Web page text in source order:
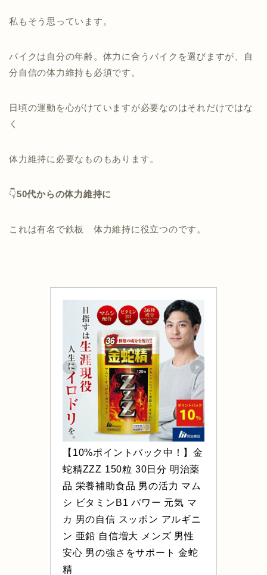
私もそう思っています。
バイクは自分の年齢。体力に合うバイクを選びますが、自
分自信の体力維持も必須です。
日頃の運動を心がけていますが必要なのはそれだけではな
く
体力維持に必要なものもあります。
👇50代からの体力維持に
これは有名で鉄板 体力維持に役立つのです。
【10%ポイントバック中！】金
蛇精ZZZ 150粒 30日分 明治薬
品 栄養補助食品 男の活力 マム
シ ビタミンB1 パワー 元気 マ
カ 男の自信 スッポン アルギニ
ン 亜鉛 自信増大 メンズ 男性
安心 男の強さをサポート 金蛇
精